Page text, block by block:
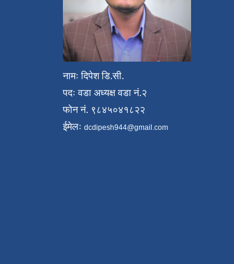
नामः दिपेश डि.सी.
पदः वडा अध्यक्ष वडा नं.२
फोन नं. ९८४५०४१८२२
ईमेलः dcdipesh944@gmail.com